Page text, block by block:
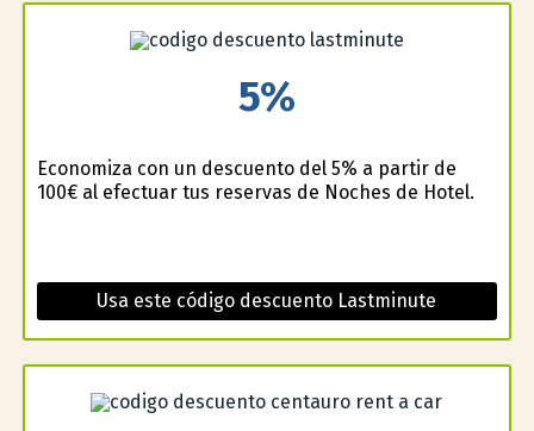
5%
Economiza con un descuento del 5% a partir de
100€ al efectuar tus reservas de Noches de Hotel.
Usa este código descuento Lastminute